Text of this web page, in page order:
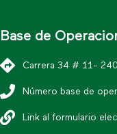
Base de
Carrera 34 # 11-
Número base de
Link al formulario